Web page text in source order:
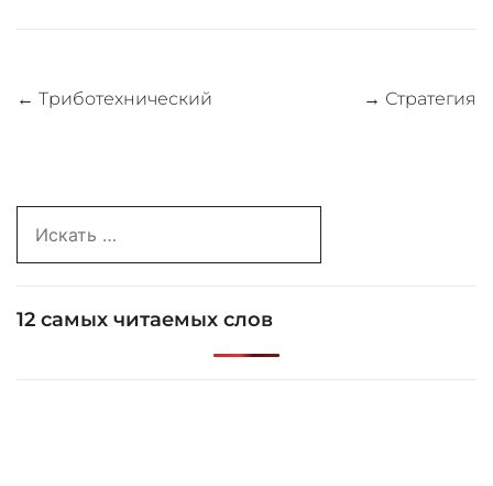
Навигация
← Триботехнический → Стратегия
for:
12 самых читаемых слов